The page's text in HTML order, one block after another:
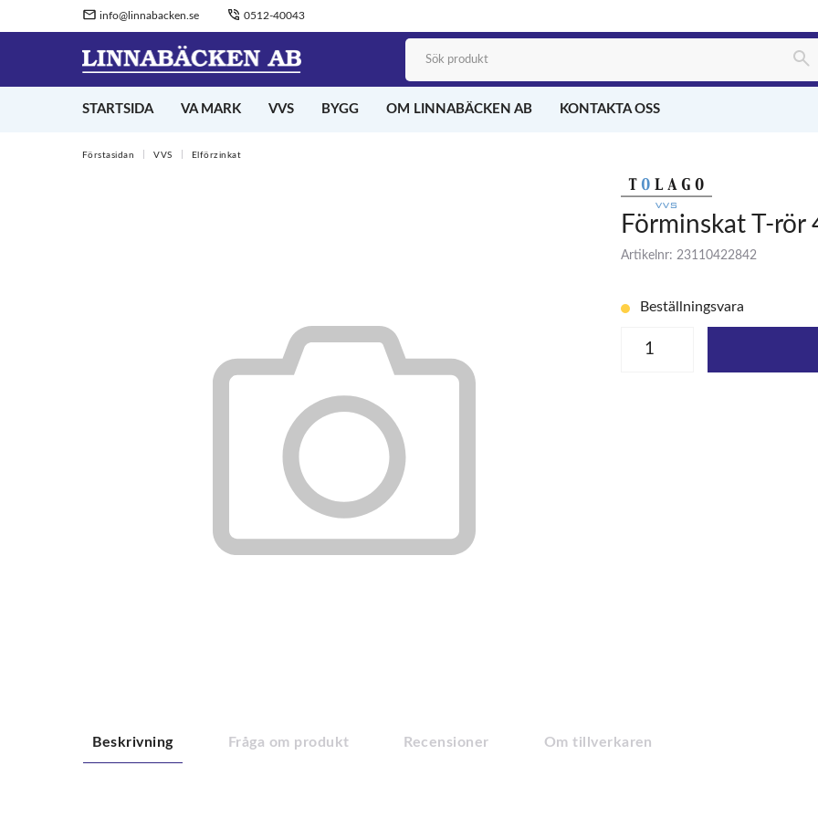
info@linnabacken.se 0512-40043
STARTSIDA VA MARK VVS BYGG OM LINNABÄCKEN AB KONTAKTA OSS
Förstasidan VVS Elförzinkat
Förminskat T-rör
Artikelnr: 23110422842
Beställningsvara
Beskrivning Fråga om produkt Recensioner Om tillverkaren